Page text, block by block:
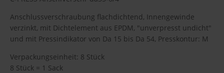
Anschlussverschraubung flachdichtend, Innengewinde
verzinkt, mit Dichtelement aus EPDM, "unverpresst undicht"
und mit Pressindikator von Da 15 bis Da 54, Presskontur: M
Verpackungseinheit: 8 Stück
8 Stück = 1 Sack